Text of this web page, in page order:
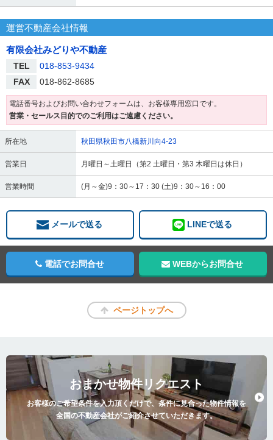
運営不動産会社情報
有限会社みどりや不動産
TEL
018-853-9434
FAX
018-862-8685
電話番号およびお問い合わせフォームは、お客様専用窓口です。
営業・セールス目的でのご利用はご遠慮ください。
所在地 秋田県秋田市八橋新川向4-23
営業日 月曜日～土曜日（第2 土曜日・第3 木曜日は休日）
営業時間 (月～金)9：30～17：30 (土)9：30～16：00
メールで送る LINEで送る
電話でお問合せ WEBからお問合せ
ページトップへ
おまかせ物件リクエスト
お客様のご希望条件を入力頂くだけで、条件に見合った物件情報を
全国の不動産会社がご紹介させていただきます。